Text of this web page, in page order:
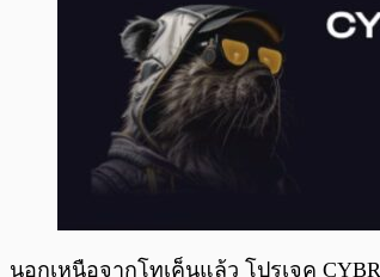
นอกเหนือจากโทเค็นแล้ว โปรเจค